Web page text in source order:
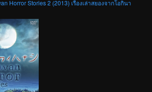
Horror Stories 2 (2013) เรื่องเล่าสยองจากโอกินา